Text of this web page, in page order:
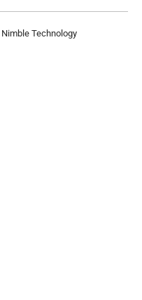
Nimble Technology